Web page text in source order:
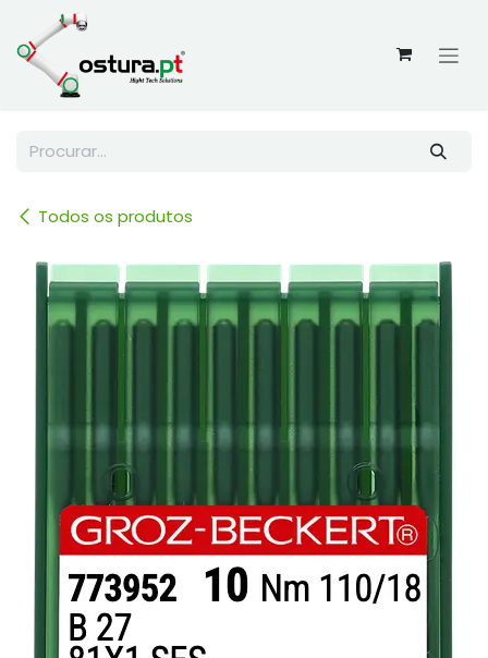
Skip to Content
Todos os produtos